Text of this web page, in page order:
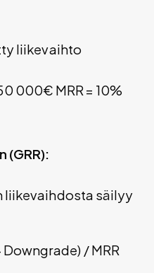
liikevaihto
000€ MRR = 10%
(GRR):
liikevaihdosta säilyy
Downgrade) / MRR